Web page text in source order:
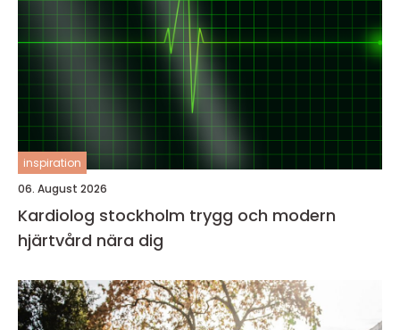
inspiration
06. August 2026
Kardiolog stockholm trygg och modern
hjärtvård nära dig